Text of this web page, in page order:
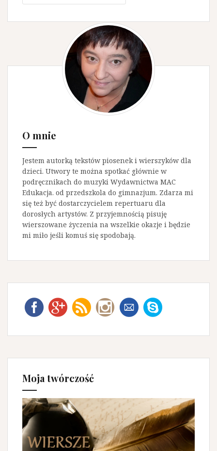
a
u
O mnie
Jestem autorką tekstów piosenek i wierszyków dla
dzieci. Utwory te można spotkać głównie w
podręcznikach do muzyki Wydawnictwa MAC
Edukacja. od przedszkola do gimnazjum. Zdarza mi
się też być dostarczycielem repertuaru dla
dorosłych artystów. Z przyjemnością pisuję
wierszowane życzenia na wszelkie okazje i będzie
mi miło jeśli komuś się spodobają.
Moja twórczość